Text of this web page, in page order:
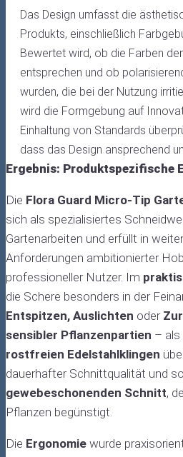
Das Design umfasst die
Produkts, einschließlich
Bewertet wird, ob die Farben
entsprechen und ob
wurden, die bei der Nutzung
wird die Formgebung auf
Einhaltung von Standards
dass das Design ansprechend
Ergebnis: Produktspezifische
Die Flora Guard Micro-Tip
sich als spezialisiertes
Gartenarbeiten und erfüllt in
Anforderungen ambitionierter
professioneller Nutzer. Im
die Schere besonders in der
Entspitzen, Auslichten oder
sensibler Pflanzenpartien – als
rostfreien Edelstahlklingen
dauerhafter Schnittqualität und
gewebeschonenden Schnitt,
Pflanzen begünstigt.
Die Ergonomie wurde